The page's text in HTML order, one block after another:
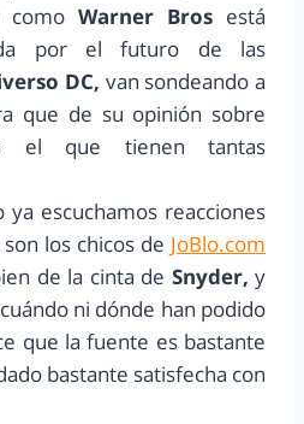
como Warner Bros está
por el futuro de las
DC, van sondeando a
que de su opinión sobre
el que tienen tantas
ya escuchamos reacciones
los chicos de JoBlo.com
de la cinta de Snyder, y
ni dónde han podido
que la fuente es bastante
bastante satisfecha con